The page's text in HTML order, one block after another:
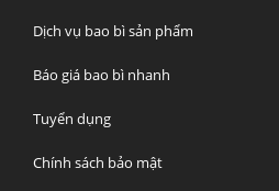
Dịch vụ bao bì sản phẩm
Báo giá bao bì nhanh
Tuyển dụng
Chính sách bảo mật